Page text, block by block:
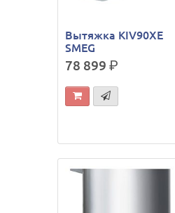
Вытяжка KIV90XE
SMEG
78 899р.